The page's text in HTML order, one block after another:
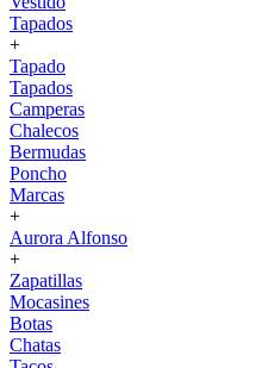
Tapados
+
Tapado
Tapados
Camperas
Chalecos
Bermudas
Poncho
Marcas
+
Aurora Alfonso
+
Zapatillas
Mocasines
Botas
Chatas